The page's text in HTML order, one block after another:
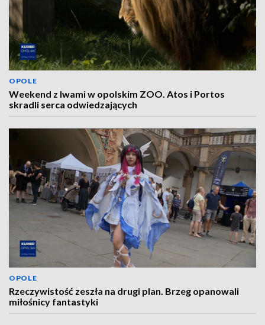
OPOLE
Weekend z lwami w opolskim ZOO. Atos i Portos
skradli serca odwiedzających
OPOLE
Rzeczywistość zeszła na drugi plan. Brzeg opanowali
miłośnicy fantastyki